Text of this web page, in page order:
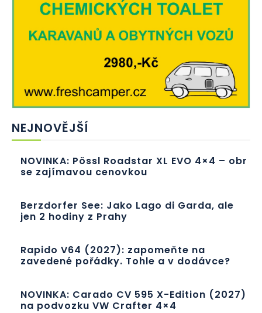
NEJNOVĚJŠÍ
NOVINKA: Pössl Roadstar XL EVO 4×4 – obr
se zajímavou cenovkou
Berzdorfer See: Jako Lago di Garda, ale
jen 2 hodiny z Prahy
Rapido V64 (2027): zapomeňte na
zavedené pořádky. Tohle a v dodávce?
NOVINKA: Carado CV 595 X-Edition (2027)
na podvozku VW Crafter 4×4